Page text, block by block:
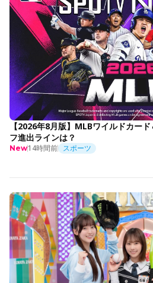
【2026年8月版】MLBワイルドカー
フ進出ラインは？
New14時間前 スポーツ